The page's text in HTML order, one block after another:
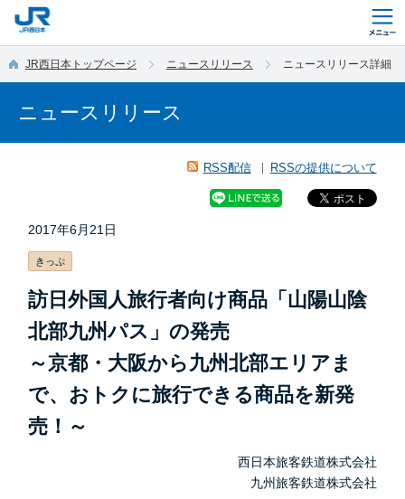
JR西日本トップページ ニュースリリース ニュースリリース詳細
ニュースリリース
RSS配信 RSSの提供について
2017年6月21日
きっぷ
訪日外国人旅行者向け商品「山陽山陰
北部九州パス」の発売
～京都・大阪から九州北部エリアま
で、おトクに旅行できる商品を新発
売！～
西日本旅客鉄道株式会社
九州旅客鉄道株式会社